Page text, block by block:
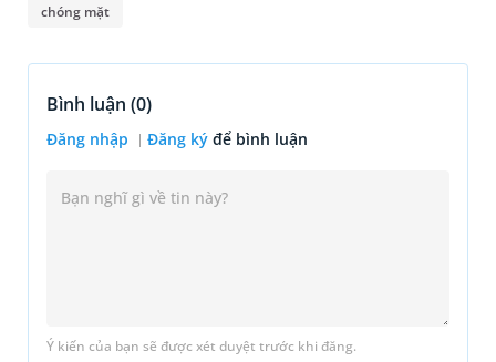
chóng mặt
Bình luận (0)
Đăng nhập Đăng ký để bình luận
Ý kiến của bạn sẽ được xét duyệt trước khi đăng.